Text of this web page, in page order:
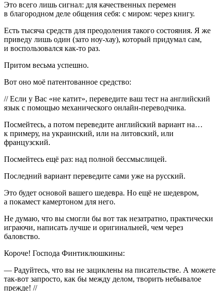
Это всего лишь сигнал: для качественных перемен
в благородном деле общения себя: с миром: через книгу.
Есть тысяча средств для преодоления такого состояния. Я же
приведу лишь один (зато ноу-хау), который придумал сам,
и воспользовался как-то раз.
Притом весьма успешно.
Вот оно моё патентованное средство:
// Если у Вас «не катит», переведите ваш тест на английский
язык с помощью механического онлайн-переводчика.
Посмейтесь, а потом переведите английский вариант на…
к примеру, на украинский, или на литовский, или
французский.
Посмейтесь ещё раз: над полной бессмыслицей.
Последний вариант переведите сами уже на русский.
Это будет основой вашего шедевра. Но ещё не шедевром,
а покамест камертоном для него.
Не думаю, что вы смогли бы вот так незатратно, практически
играючи, написать лучше и оригинальней, чем через
баловство.
Короче! Господа Финтиклюшкины:
— Радуйтесь, что вы не зациклены на писательстве. А можете
так-вот запросто, как бы между делом, творить небывалое
прежде! //